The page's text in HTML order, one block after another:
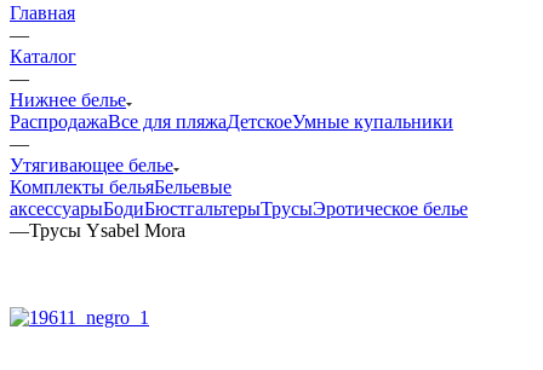
Главная
—
Каталог
—
Нижнее белье
РаспродажаВсе для пляжаДетскоеУмные купальники
—
Утягивающее белье
Комплекты бельяБельевые
аксессуарыБодиБюстгальтерыТрусыЭротическое белье
—Трусы Ysabel Mora